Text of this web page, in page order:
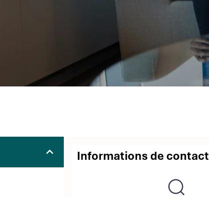
Informations de contact